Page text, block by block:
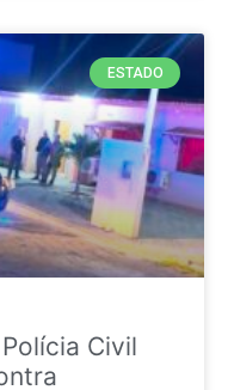
ESTADO
Civil